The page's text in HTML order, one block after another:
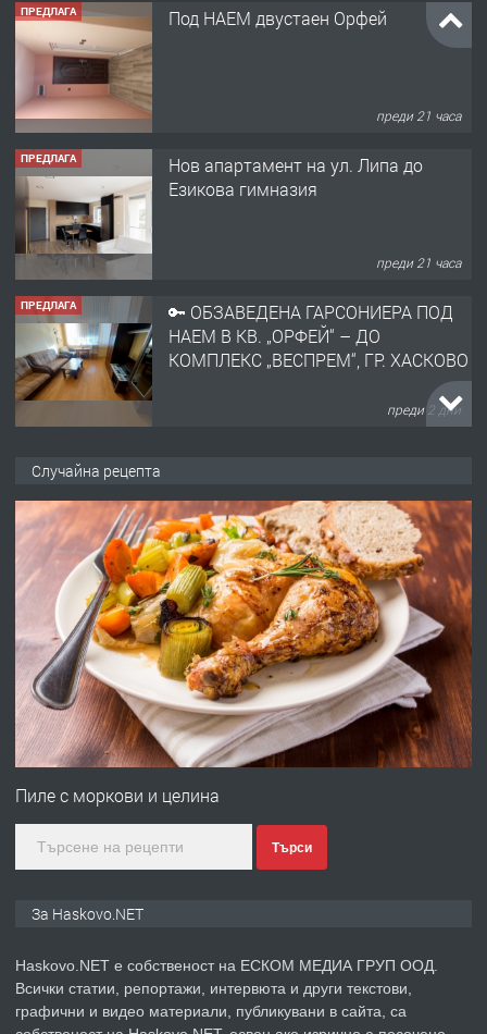
ПРЕДЛАГА Под НАЕМ двустаен Орфей
преди 21 часа
ПРЕДЛАГА
Нов апартамент на ул. Липа до
Езикова гимназия
преди 21 часа
ПРЕДЛАГА
🔑 ОБЗАВЕДЕНА ГАРСОНИЕРА ПОД
НАЕМ В КВ. „ОРФЕЙ“ – ДО
КОМПЛЕКС „ВЕСПРЕМ“, ГР. ХАСКОВО
преди 2 дни
АПАРТАМЕНТ В ЦЕНТЪРА НА ГР.
ХАСКОВО
преди 3 дни
ПРЕДЛАГА Давам гараж под наем
преди 3 дни
ПРЕДЛАГА
№4120 Магазин/Офис под наем в кв.
градската градина!
преди 4 дни
Случайна рецепта
Пиле с моркови и целина
Търси
За Haskovo.NET
Haskovo.NET е собственост на ЕСКОМ МЕДИА ГРУП ООД.
Всички статии, репортажи, интервюта и други текстови,
графични и видео материали, публикувани в сайта, са